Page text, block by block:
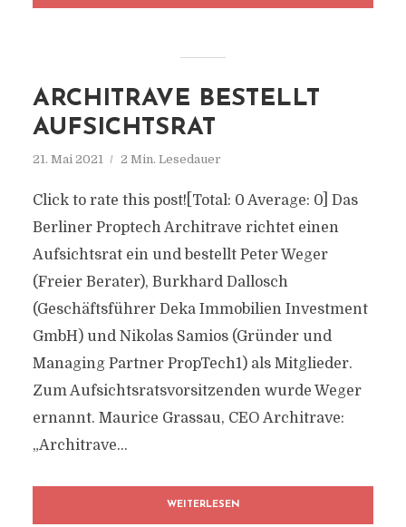
ARCHITRAVE BESTELLT
AUFSICHTSRAT
21. Mai 2021 2 Min. Lesedauer
Click to rate this post![Total: 0 Average: 0] Das
Berliner Proptech Architrave richtet einen
Aufsichtsrat ein und bestellt Peter Weger
(Freier Berater), Burkhard Dallosch
(Geschäftsführer Deka Immobilien Investment
GmbH) und Nikolas Samios (Gründer und
Managing Partner PropTech1) als Mitglieder.
Zum Aufsichtsratsvorsitzenden wurde Weger
ernannt. Maurice Grassau, CEO Architrave:
„Architrave...
WEITERLESEN